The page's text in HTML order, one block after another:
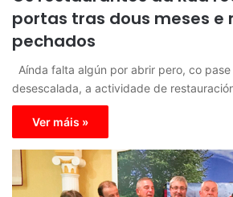
portas tras dous meses e
pechados
Aínda falta algún por abrir pero, co pase
desescalada, a actividade de
Ver máis »